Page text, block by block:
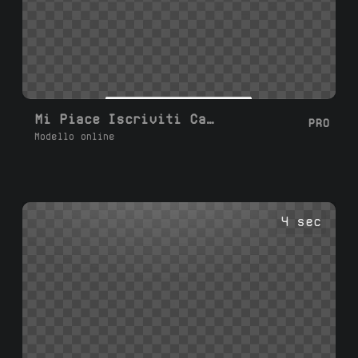
Mi Piace Iscriviti Campanella
Modello online
PRO
4 sec